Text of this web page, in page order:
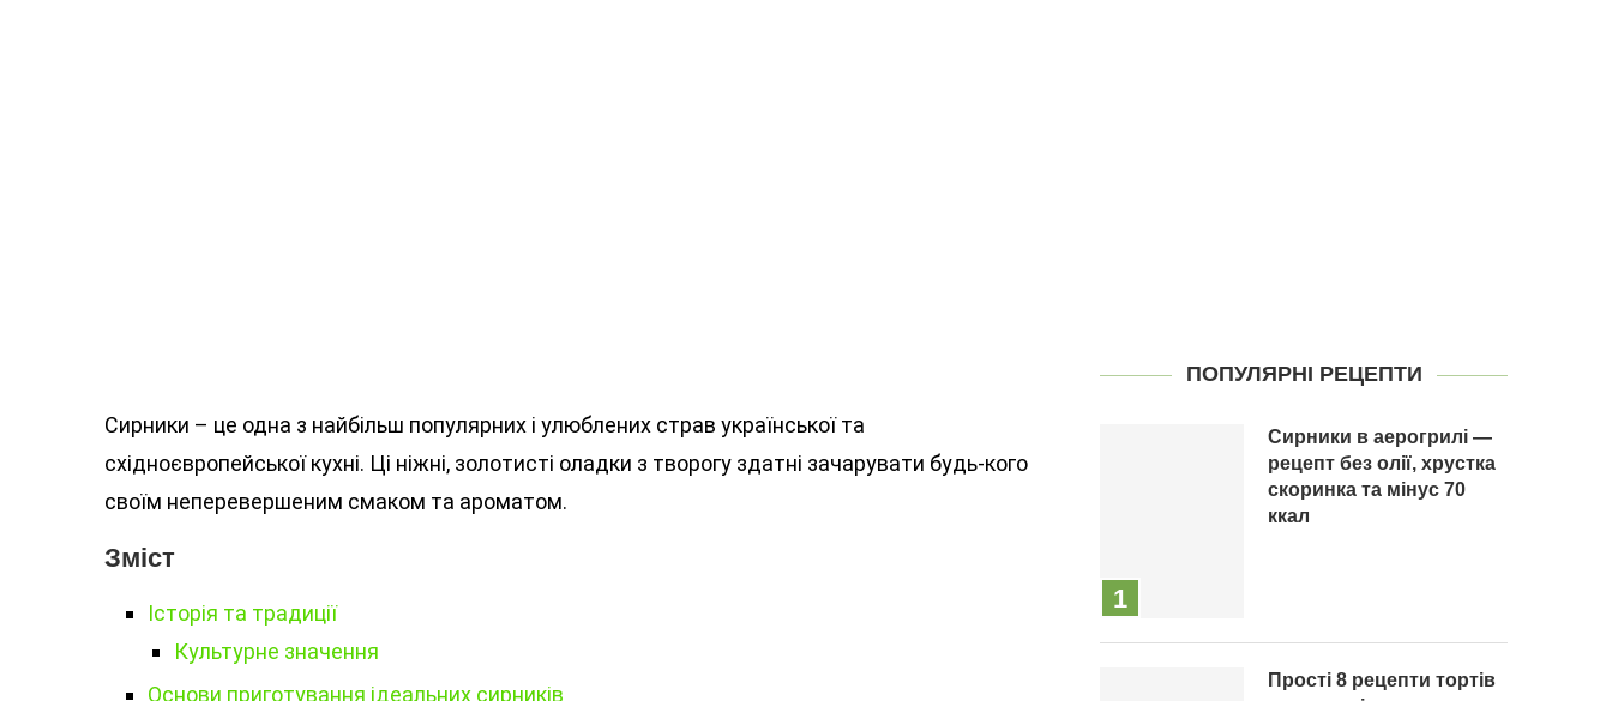
Сирники – це одна з найбільш популярних і улюблених страв української та
східноєвропейської кухні. Ці ніжні, золотисті оладки з творогу здатні зачарувати будь-кого
своїм неперевершеним смаком та ароматом.
Зміст
Історія та традиції
Культурне значення
Основи приготування ідеальних сирників
ПОПУЛЯРНІ РЕЦЕПТИ
Сирники в аерогрилі —
рецепт без олії, хрустка
скоринка та мінус 70
ккал
Прості 8 рецепти тортів